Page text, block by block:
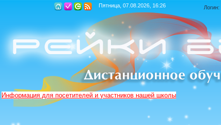
Пятница, 07.08.2026, 16:26 Логин:
Информация для посетителей и участников нашей школы